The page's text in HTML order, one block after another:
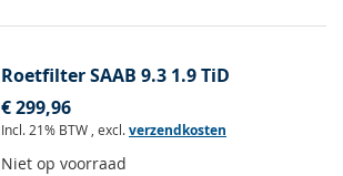
Roetfilter SAAB 9.3 1.9 TiD
€ 299,96
Incl. 21% BTW , excl.verzendkosten
Niet op voorraad